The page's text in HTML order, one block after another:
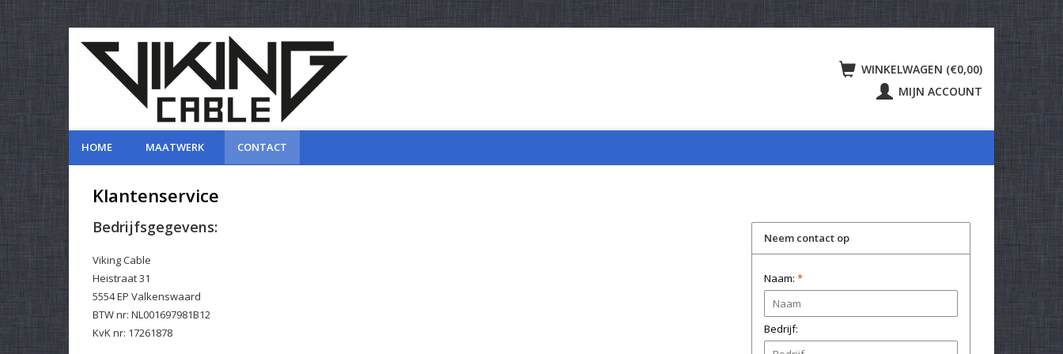
WINKELWAGEN (€0,00)
MIJN ACCOUNT
HOME MAATWERK CONTACT
Klantenservice
Bedrijfsgegevens:
Viking Cable
Heistraat 31
5554 EP Valkenswaard
BTW nr: NL001697981B12
KvK nr: 17261878
Neem contact op
Naam: *
Bedrijf: